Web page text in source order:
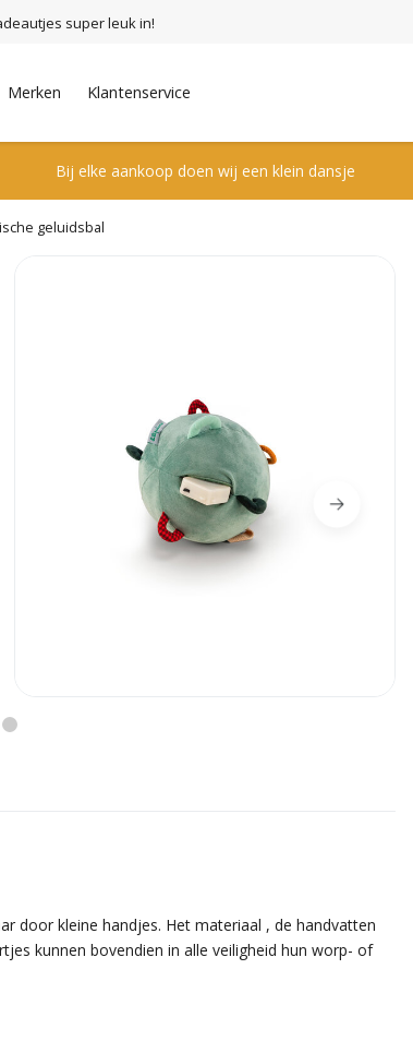
super leuk in!
Merken Klantenservice
Bij elke aankoop doen wij een klein dansje
geluidsbal
door kleine handjes. Het materiaal , de handvatten
kunnen bovendien in alle veiligheid hun worp- of